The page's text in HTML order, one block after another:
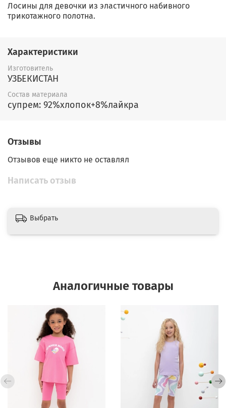
Лосины для девочки из эластичного набивного
трикотажного полотна.
Характеристики
Изготовитель
УЗБЕКИСТАН
Состав материала
супрем: 92%хлопок+8%лайкра
Отзывы
Отзывов еще никто не оставлял
Написать отзыв
Выбрать
Аналогичные товары